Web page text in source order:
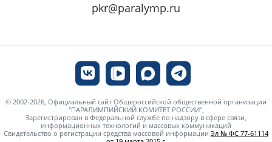
pkr@paralymp.ru
© 2002-2026, Официальный сайт Общероссийской общественной организации
"ПАРАЛИМПИЙСКИЙ КОМИТЕТ РОССИИ",
Зарегистрирован в Федеральной службе по надзору в сфере связи,
информационных технологий и массовых коммуникаций
Свидетельство о регистрации средства массовой информации Эл № ФС 77-61114